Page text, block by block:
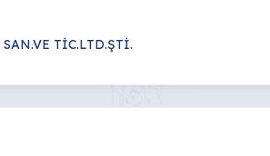
TİC.LTD.ŞTİ.